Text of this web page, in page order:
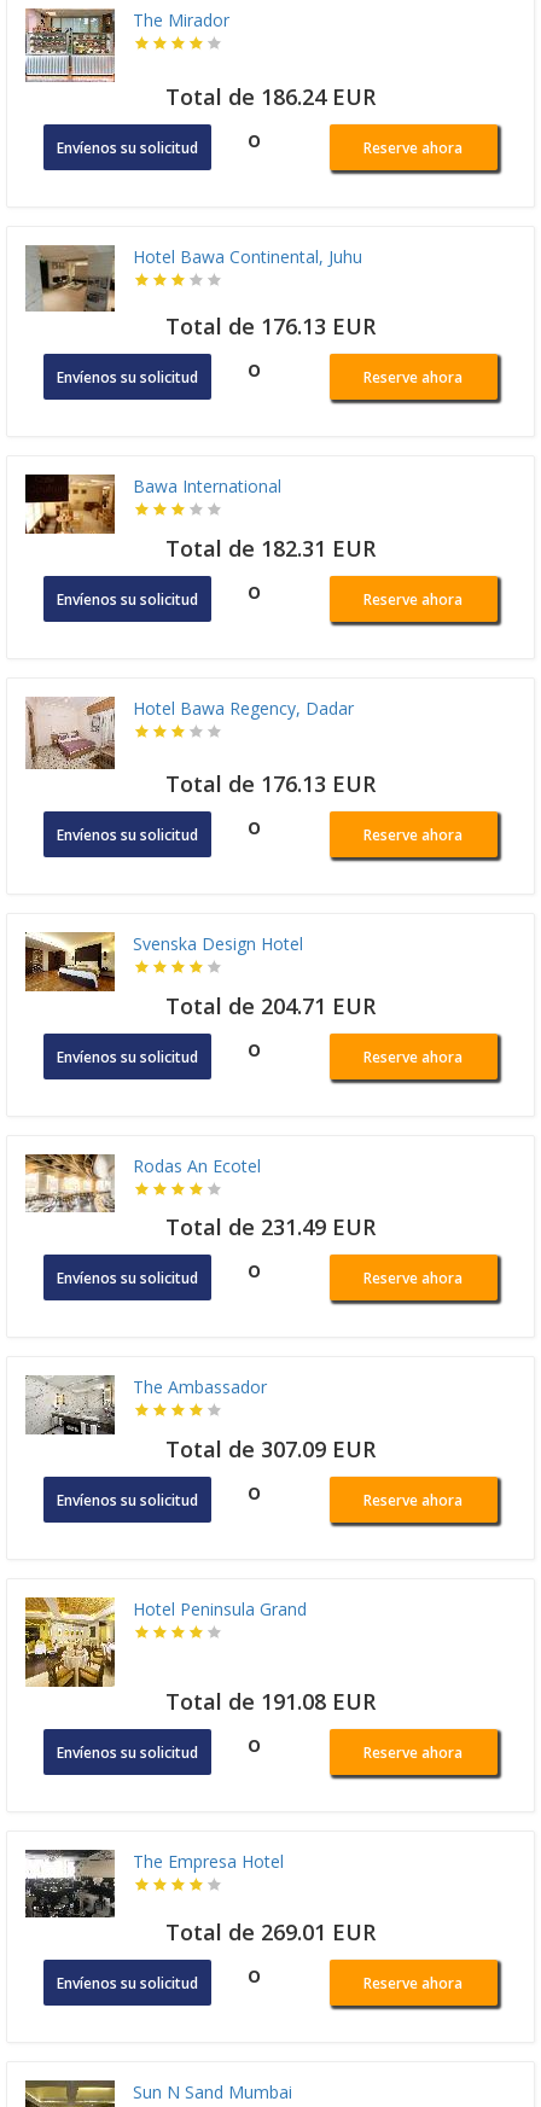
The Mirador
Total de 186.24 EUR
Envíenos su solicitud o Reserve ahora
Hotel Bawa Continental, Juhu
Total de 176.13 EUR
Envíenos su solicitud o Reserve ahora
Bawa International
Total de 182.31 EUR
Envíenos su solicitud o Reserve ahora
Hotel Bawa Regency, Dadar
Total de 176.13 EUR
Envíenos su solicitud o Reserve ahora
Svenska Design Hotel
Total de 204.71 EUR
Envíenos su solicitud o Reserve ahora
Rodas An Ecotel
Total de 231.49 EUR
Envíenos su solicitud o Reserve ahora
The Ambassador
Total de 307.09 EUR
Envíenos su solicitud o Reserve ahora
Hotel Peninsula Grand
Total de 191.08 EUR
Envíenos su solicitud o Reserve ahora
The Empresa Hotel
Total de 269.01 EUR
Envíenos su solicitud o Reserve ahora
Sun N Sand Mumbai